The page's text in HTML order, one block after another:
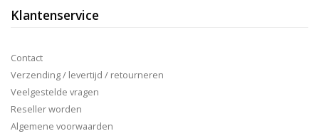
Klantenservice
Contact
Verzending / levertijd / retourneren
Veelgestelde vragen
Reseller worden
Algemene voorwaarden